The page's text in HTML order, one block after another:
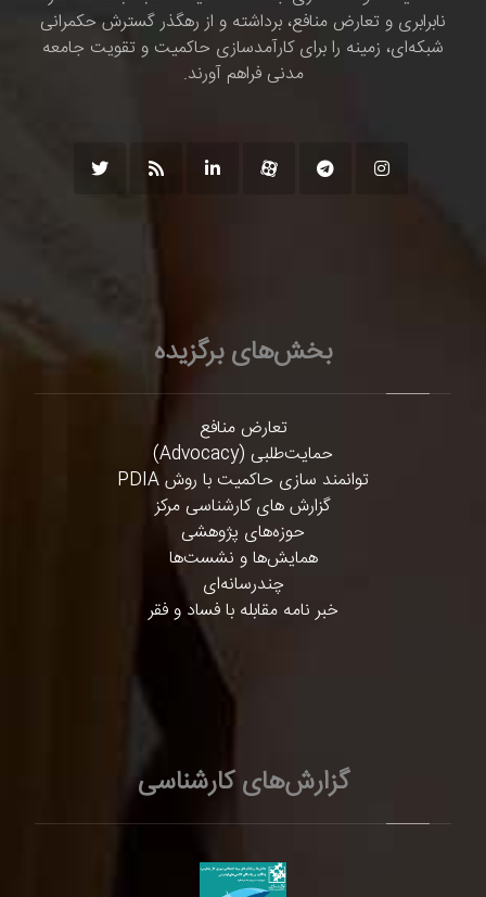
نابرابری و تعارض منافع، برداشته و از رهگذر گسترش حکمرانی
شبکه‌ای، زمینه را برای کارآمدسازی حاکمیت و تقویت جامعه
مدنی فراهم آورند.
بخش‌های برگزیده
تعارض منافع
حمایت‌طلبی (Advocacy)
توانمند سازی حاکمیت با روش PDIA
گزارش های کارشناسی مرکز
حوزه‌های پژوهشی
همایش‌ها و نشست‌ها
چندرسانه‌ای
خبر نامه مقابله با فساد و فقر
گزارش‌های کارشناسی